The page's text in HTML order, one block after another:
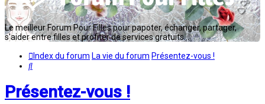
Le meilleur Forum Pour Filles pour papoter, échanger, partager,
s'aider entre filles et profiter de services gratuits...
Index du forum La vie du forum Présentez-vous !
Rechercher
Présentez-vous !